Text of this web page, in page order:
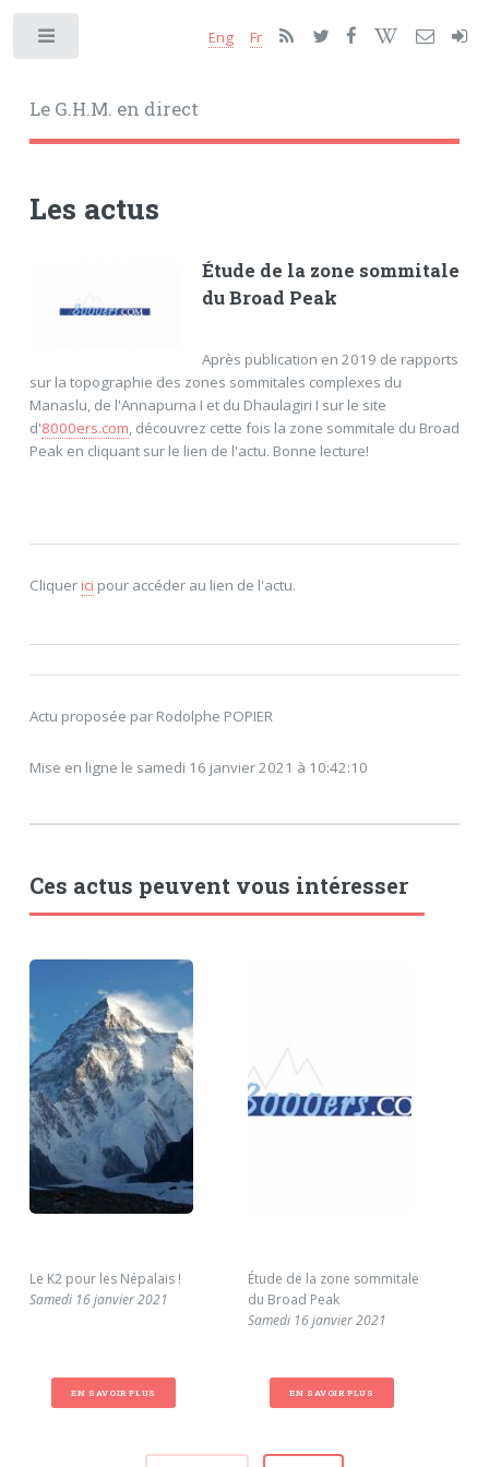
Le G.H.M. en direct
Eng Fr
Les actus
Étude de la zone sommitale
du Broad Peak
Après publication en 2019 de rapports
sur la topographie des zones sommitales complexes du
Manaslu, de l'Annapurna I et du Dhaulagiri I sur le site
d'8000ers.com, découvrez cette fois la zone sommitale du Broad
Peak en cliquant sur le lien de l'actu. Bonne lecture!
Cliquerici pour accéder au lien de l'actu.
Actu proposée par Rodolphe POPIER
Mise en ligne le samedi 16 janvier 2021 à 10:42:10
Ces actus peuvent vous intéresser
Le K2 pour les Népalais !
Samedi 16 janvier 2021
EN SAVOIR PLUS
Étude de la zone sommitale
du Broad Peak
Samedi 16 janvier 2021
EN SAVOIR PLUS